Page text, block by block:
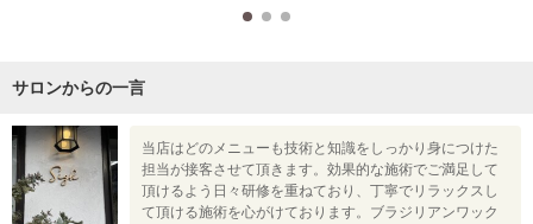
サロンからの一言
当店はどのメニューも技術と知識をしっかり身につけた
担当が接客させて頂きます。効果的な施術でご満足して
頂けるよう日々研修を重ねており、丁寧でリラックスし
て頂ける施術を心がけております。ブラジリアンワック